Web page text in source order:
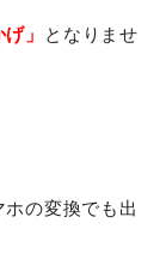
」
となりませ
の変換でも出